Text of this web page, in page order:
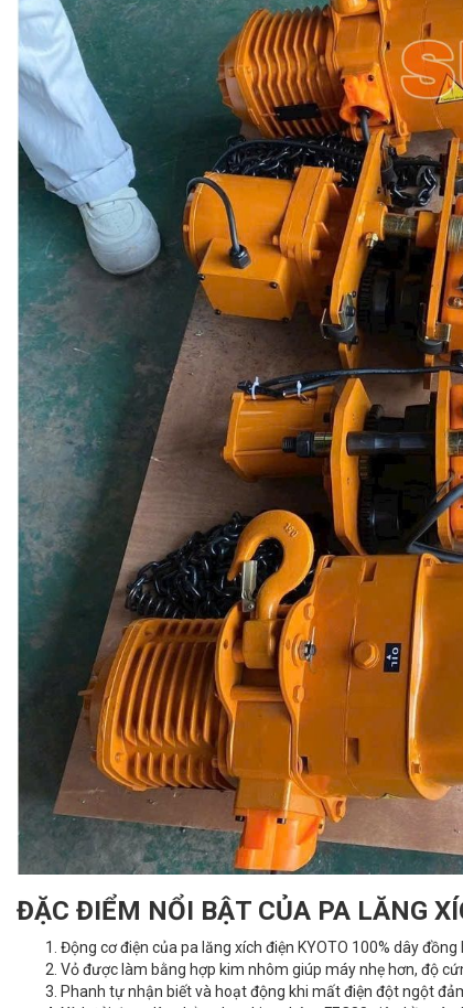
ĐẶC ĐIỂM NỔI BẬT CỦA PA LĂNG
Động cơ điện của pa lăng xích điện KYOTO 100% dây đồng
Vỏ được làm bằng hợp kim nhôm giúp máy nhẹ hơn, độ
Phanh tự nhận biết và hoạt động khi mất điện đột ngột